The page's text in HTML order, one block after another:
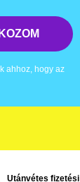
ahhoz, hogy az
Utánvétes fizetési